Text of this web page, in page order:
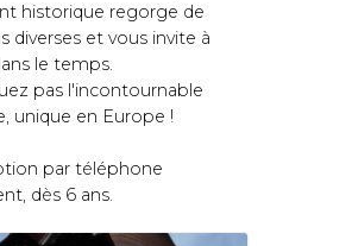
historique regorge de
diverses et vous invite à
le temps.
pas l'incontournable
unique en Europe !
par téléphone
dès 6 ans.